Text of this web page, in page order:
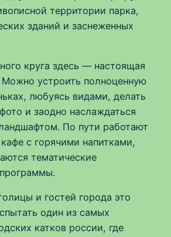
территории парка,
зданий и заснеженных
круга здесь — настоящая
Можно устроить полноценную
любуясь видами, делать
и заодно наслаждаться
По пути работают
с горячими напитками,
тематические
и гостей города это
один из самых
катков россии, где